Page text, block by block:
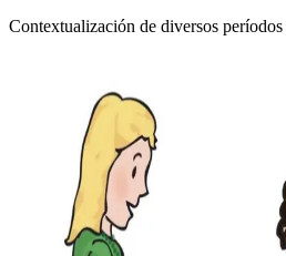
Contextualización de diversos